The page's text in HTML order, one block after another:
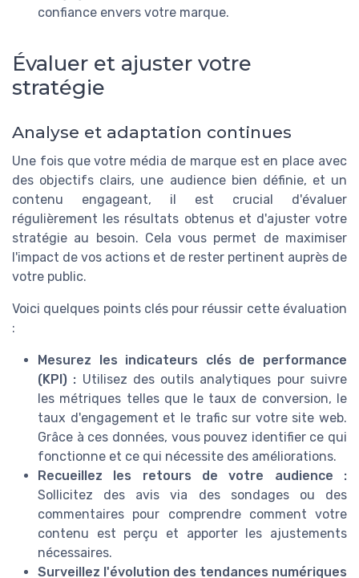
confiance envers votre marque.
Évaluer et ajuster votre
stratégie
Analyse et adaptation continues
Une fois que votre média de marque est en place avec
des objectifs clairs, une audience bien définie, et un
contenu engageant, il est crucial d'évaluer
régulièrement les résultats obtenus et d'ajuster votre
stratégie au besoin. Cela vous permet de maximiser
l'impact de vos actions et de rester pertinent auprès de
votre public.
Voici quelques points clés pour réussir cette évaluation
:
Mesurez les indicateurs clés de performance
(KPI) : Utilisez des outils analytiques pour suivre
les métriques telles que le taux de conversion, le
taux d'engagement et le trafic sur votre site web.
Grâce à ces données, vous pouvez identifier ce qui
fonctionne et ce qui nécessite des améliorations.
Recueillez les retours de votre audience :
Sollicitez des avis via des sondages ou des
commentaires pour comprendre comment votre
contenu est perçu et apporter les ajustements
nécessaires.
Surveillez l'évolution des tendances numériques